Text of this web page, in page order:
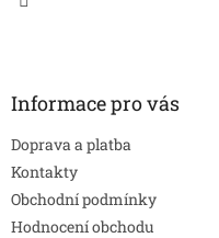
Informace pro vás
Doprava a platba
Kontakty
Obchodní podmínky
Hodnocení obchodu